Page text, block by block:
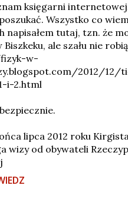
księgarni
Wszystko co
napisałem tutaj, tzn. że
Biszkeku, ale szału nie
w-
2012/12/
i-2.html
lipca 2012 roku
wizy od obywateli